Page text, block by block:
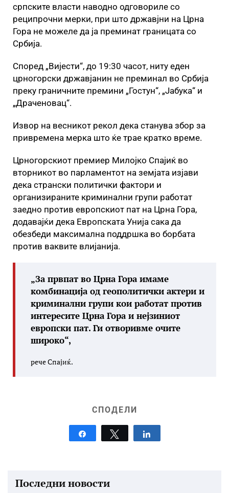
српските власти наводно одговориле со
реципрочни мерки, при што државјни на Црна
Гора не можеле да ја преминат границата со
Србија.
Според „Вијести“, до 19:30 часот, ниту еден
црногорски државјанин не преминал во Србија
преку граничните премини „Гостун“, „Јабука“ и
„Драченовац“.
Извор на весникот рекол дека станува збор за
привремена мерка што ќе трае кратко време.
Црногорскиот премиер Милојко Спајиќ во
вторникот во парламентот на земјата изјави
дека странски политички фактори и
организираните криминални групи работат
заедно против европскиот пат на Црна Гора,
додавајќи дека Европската Унија сака да
обезбеди максимална поддршка во борбата
против ваквите влијанија.
„За првпат во Црна Гора имаме
комбинација од геополитички актери и
криминални групи кои работат против
интересите Црна Гора и нејзиниот
европски пат. Ги отворивме очите
широко“,
рече Спајиќ.
СПОДЕЛИ
Tweet
Последни новости